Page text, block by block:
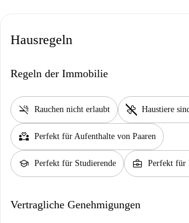
Hausregeln
Regeln der Immobilie
smoke_free Rauchen nicht erlaubt pet_supplies Haustiere
partner_heart Perfekt für Aufenthalte von Paaren
school Perfekt für Studierende business_center Perfekt für
Vertragliche Genehmigungen